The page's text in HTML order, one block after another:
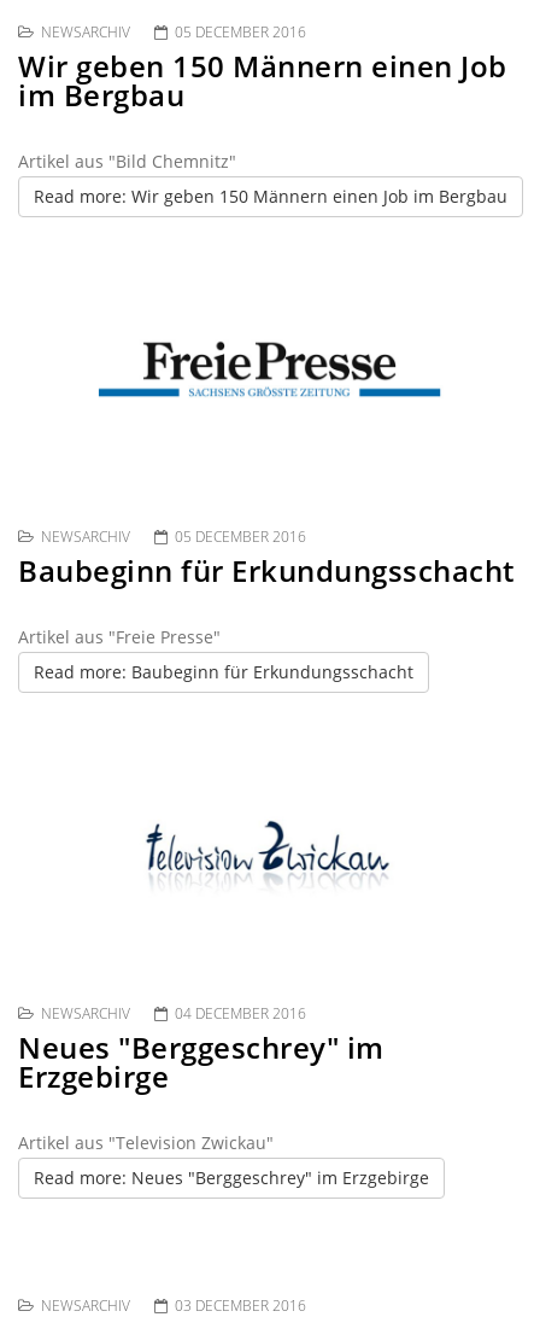
NEWSARCHIV 05 DECEMBER 2016
Wir geben 150 Männern einen Job
im Bergbau
Artikel aus "Bild Chemnitz"
Read more: Wir geben 150 Männern einen Job im Bergbau
NEWSARCHIV 05 DECEMBER 2016
Baubeginn für Erkundungsschacht
Artikel aus "Freie Presse"
Read more: Baubeginn für Erkundungsschacht
NEWSARCHIV 04 DECEMBER 2016
Neues "Berggeschrey" im
Erzgebirge
Artikel aus "Television Zwickau"
Read more: Neues "Berggeschrey" im Erzgebirge
NEWSARCHIV 03 DECEMBER 2016